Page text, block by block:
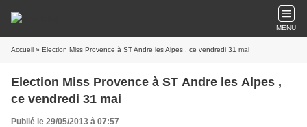
MENU
Accueil » Election Miss Provence à ST Andre les Alpes , ce vendredi 31 mai
Election Miss Provence à ST Andre les Alpes ,
ce vendredi 31 mai
Publié le 29/05/2013 à 07:57